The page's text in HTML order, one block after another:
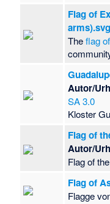
Flag of
arms).svg
Theflag
Autor/
SA 3.0
Kloster
Flag of
Autor/
Flag of the
Flag of
Flagge